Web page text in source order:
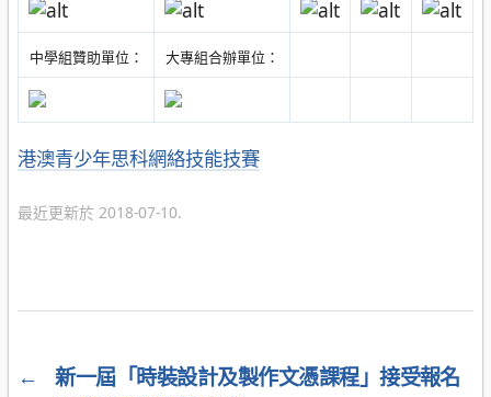
中學組贊助單位： 大專組合辦單位 ：
科
資
中
Normal
分
港澳青少年思科網絡技能技賽
最近更新於 2018-07-10.
←
新一屆「時裝設計及製作文憑課程」接受報名